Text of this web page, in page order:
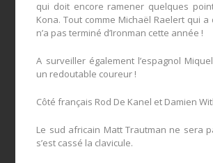
qui doit encore ramener quelques
Kona. Tout comme Michaël Raelert qui a
n’a pas terminé d’Ironman cette année !
A surveiller également l’espagnol
un redoutable coureur !
Côté français Rod De Kanel et Damien
Le sud africain Matt Trautman ne sera
s’est cassé la clavicule.